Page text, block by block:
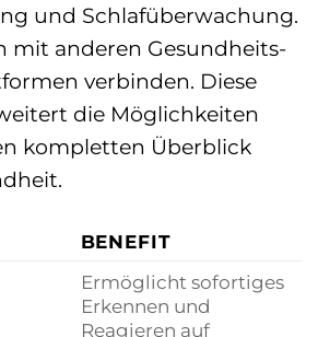
und Schlafüberwachung.
mit anderen Gesundheits-
verbinden. Diese
die Möglichkeiten
kompletten Überblick
BENEFIT
Ermöglicht sofortiges
Erkennen und
Reagieren auf